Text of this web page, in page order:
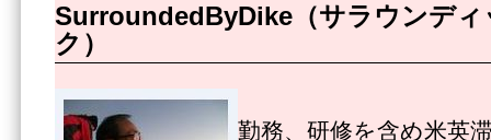
SurroundedByDike（サラウンディ
ク）
勤務、研修を含め米英